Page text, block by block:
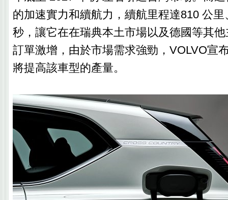
的加速實力和續航力，續航里程達810 公
秒，讓它在在瑞典本土市場以及德國等其
訂單激增，由於市場需求強勁，VOLVO宣
將提高該車型的產量。